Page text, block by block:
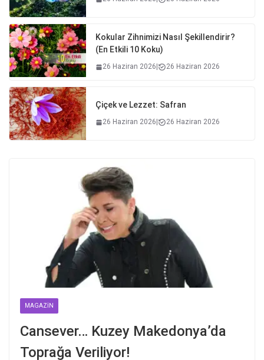
Kokular Zihnimizi Nasıl Şekillendirir?
(En Etkili 10 Koku)
26 Haziran 2026 26 Haziran 2026
Çiçek ve Lezzet: Safran
26 Haziran 2026 26 Haziran 2026
MAGAZIN
Cansever… Kuzey Makedonya’da
Toprağa Veriliyor!